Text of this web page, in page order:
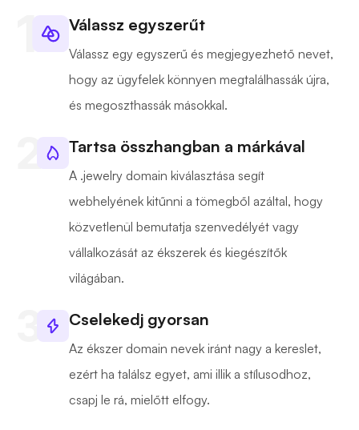
Válassz egyszerűt
Válassz egy egyszerű és megjegyezhető nevet,
hogy az ügyfelek könnyen megtalálhassák újra,
és megoszthassák másokkal.
Tartsa összhangban a márkával
A .jewelry domain kiválasztása segít
webhelyének kitűnni a tömegből azáltal, hogy
közvetlenül bemutatja szenvedélyét vagy
vállalkozását az ékszerek és kiegészítők
világában.
Cselekedj gyorsan
Az ékszer domain nevek iránt nagy a kereslet,
ezért ha találsz egyet, ami illik a stílusodhoz,
csapj le rá, mielőtt elfogy.